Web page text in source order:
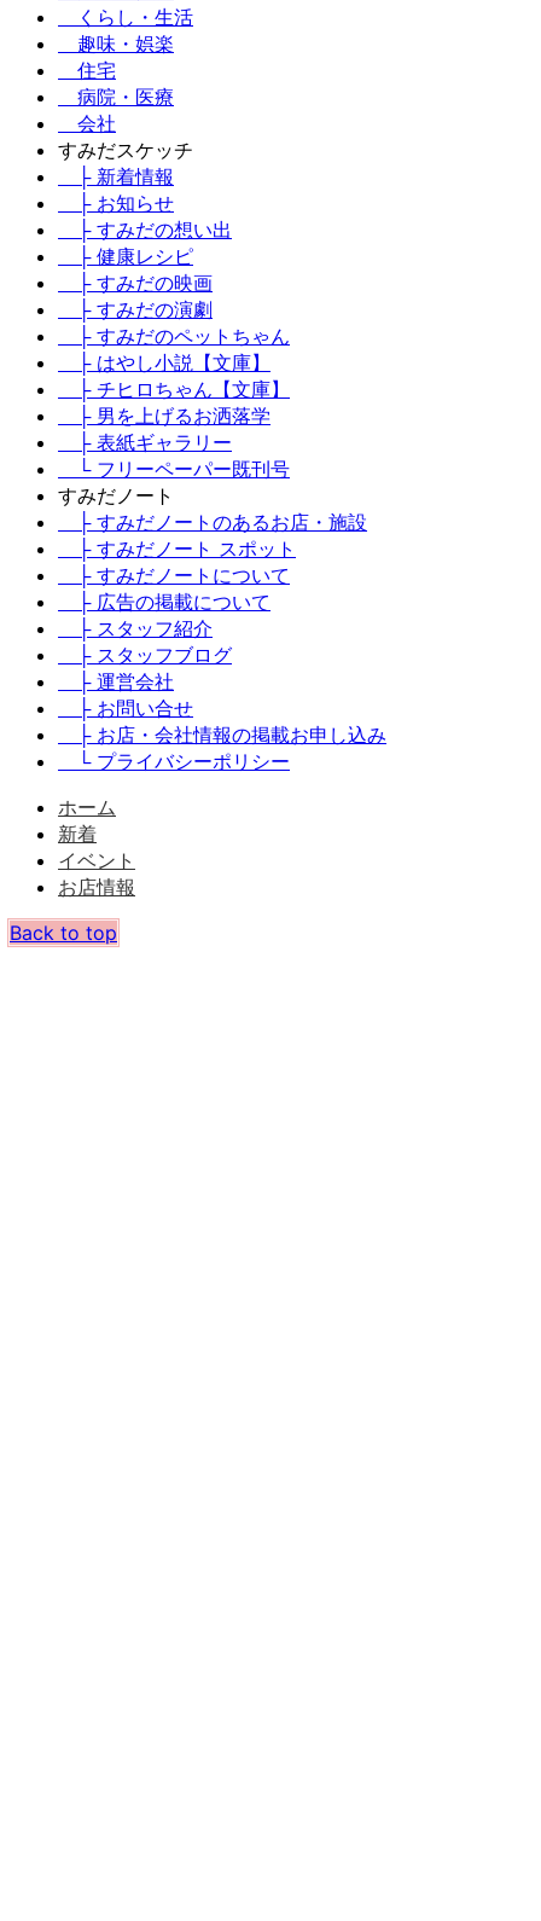
くらし・生活
趣味・娯楽
住宅
病院・医療
会社
すみだスケッチ
├ 新着情報
├ お知らせ
├ すみだの想い出
├ 健康レシピ
├ すみだの映画
├ すみだの演劇
├ すみだのペットちゃん
├ はやし小説【文庫】
├ チヒロちゃん【文庫】
├ 男を上げるお洒落学
├ 表紙ギャラリー
└ フリーペーパー既刊号
すみだノート
├ すみだノートのあるお店・施設
├ すみだノート スポット
├ すみだノートについて
├ 広告の掲載について
├ スタッフ紹介
├ スタッフブログ
├ 運営会社
├ お問い合せ
├ お店・会社情報の掲載お申し込み
└ プライバシーポリシー
ホーム
新着
イベント
お店情報
Back to top